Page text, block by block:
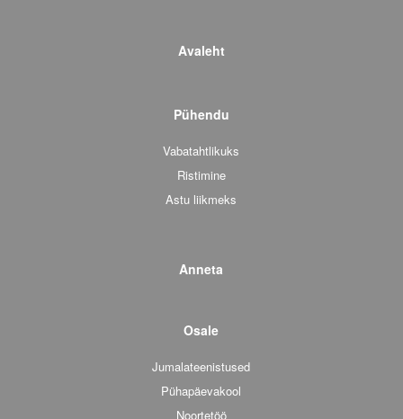
Avaleht
Pühendu
Vabatahtlikuks
Ristimine
Astu liikmeks
Anneta
Osale
Jumalateenistused
Pühapäevakool
Noortetöö